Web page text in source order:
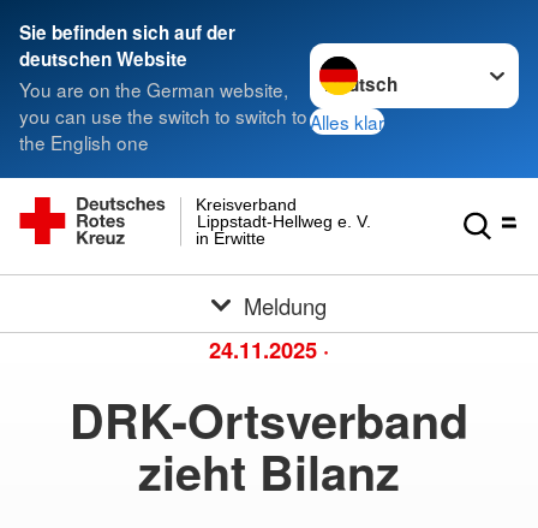
Sie befinden sich auf der
deutschen Website
You are on the German website,
you can use the switch to switch to
the English one
Sprache wechseln zu
Alles klar
in Erwitte
Lippstadt-Hellweg e. V.
Kreisverband
Meldung
24.11.2025 ·
DRK-Ortsverband
zieht Bilanz